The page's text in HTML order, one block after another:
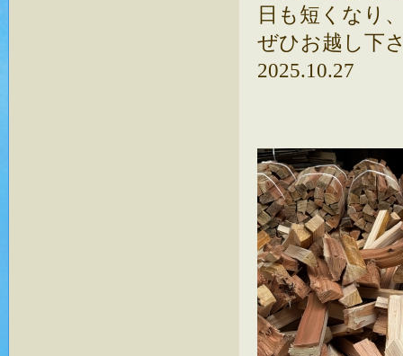
日も短くなり
ぜひお越し下
2025.10.27